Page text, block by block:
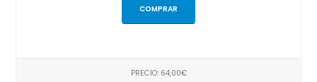
COMPRAR
PRECIO: 64,00€